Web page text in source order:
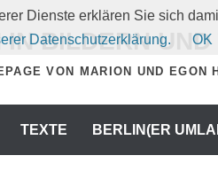
IN BILDERN UND
VON MARION UND EGON
TEXTE BERLIN(ER
Dienste erklären Sie sich
Datenschutzerklärung.
OK